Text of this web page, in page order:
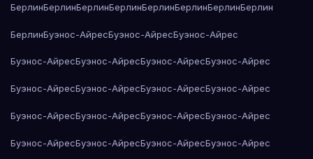
БерлинБерлинБерлинБерлинБерлинБерлинБерлинБерлин
БерлинБуэнос-АйресБуэнос-АйресБуэнос-Айрес
Буэнос-АйресБуэнос-АйресБуэнос-АйресБуэнос-Айрес
Буэнос-АйресБуэнос-АйресБуэнос-АйресБуэнос-Айрес
Буэнос-АйресБуэнос-АйресБуэнос-АйресБуэнос-Айрес
Буэнос-АйресБуэнос-АйресБуэнос-АйресБуэнос-Айрес